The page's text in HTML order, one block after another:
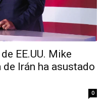
EE.UU. Mike
Irán ha asustado
0